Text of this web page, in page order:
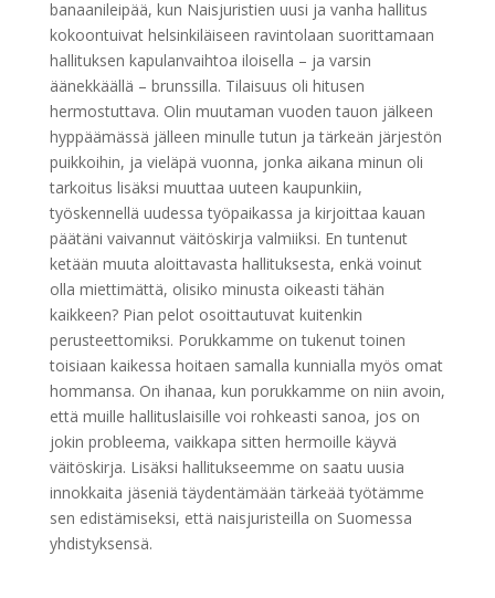
banaanileipää, kun Naisjuristien uusi ja vanha hallitus
kokoontuivat helsinkiläiseen ravintolaan suorittamaan
hallituksen kapulanvaihtoa iloisella – ja varsin
äänekkäällä – brunssilla. Tilaisuus oli hitusen
hermostuttava. Olin muutaman vuoden tauon jälkeen
hyppäämässä jälleen minulle tutun ja tärkeän järjestön
puikkoihin, ja vieläpä vuonna, jonka aikana minun oli
tarkoitus lisäksi muuttaa uuteen kaupunkiin,
työskennellä uudessa työpaikassa ja kirjoittaa kauan
päätäni vaivannut väitöskirja valmiiksi. En tuntenut
ketään muuta aloittavasta hallituksesta, enkä voinut
olla miettimättä, olisiko minusta oikeasti tähän
kaikkeen? Pian pelot osoittautuvat kuitenkin
perusteettomiksi. Porukkamme on tukenut toinen
toisiaan kaikessa hoitaen samalla kunnialla myös omat
hommansa. On ihanaa, kun porukkamme on niin avoin,
että muille hallituslaisille voi rohkeasti sanoa, jos on
jokin probleema, vaikkapa sitten hermoille käyvä
väitöskirja. Lisäksi hallitukseemme on saatu uusia
innokkaita jäseniä täydentämään tärkeää työtämme
sen edistämiseksi, että naisjuristeilla on Suomessa
yhdistyksensä.